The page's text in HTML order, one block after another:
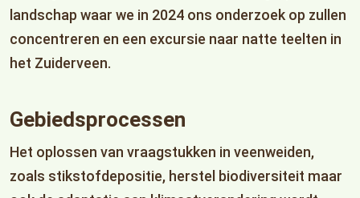
landschap waar we in 2024 ons onderzoek op zullen
concentreren en een excursie naar natte teelten in
het Zuiderveen.
Gebiedsprocessen
Het oplossen van vraagstukken in veenweiden,
zoals stikstofdepositie, herstel biodiversiteit maar